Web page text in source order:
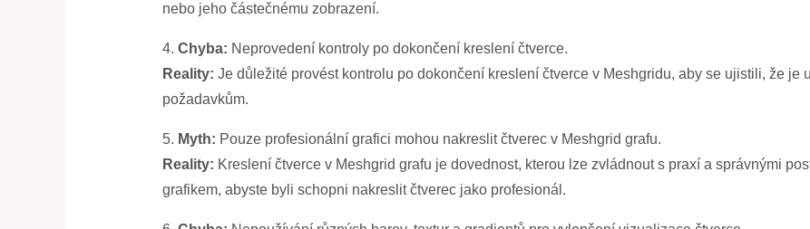
nebo jeho částečnému zobrazení.
4. Chyba: Neprovedení kontroly po dokončení kreslení čtverce.
Reality: Je důležité provést kontrolu po dokončení kreslení čtverce v Meshgridu, aby se ujistili, že je
požadavkům.
5. Myth: Pouze profesionální grafici mohou nakreslit čtverec v Meshgrid grafu.
Reality: Kreslení čtverce v Meshgrid grafu je dovednost, kterou lze zvládnout s praxí a správnými
grafikem, abyste byli schopni nakreslit čtverec jako profesionál.